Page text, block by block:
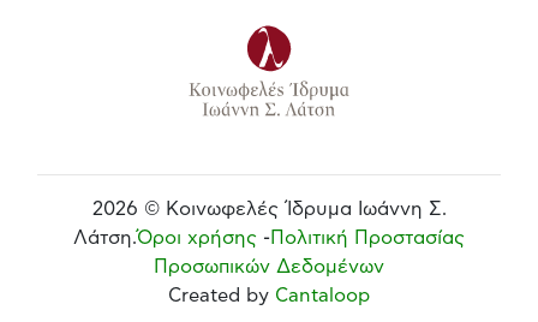
2026 © Κοινωφελές Ίδρυμα Ιωάννη Σ.
Λάτση.Όροι χρήσης -Πολιτική Προστασίας
Προσωπικών Δεδομένων
Created by Cantaloop